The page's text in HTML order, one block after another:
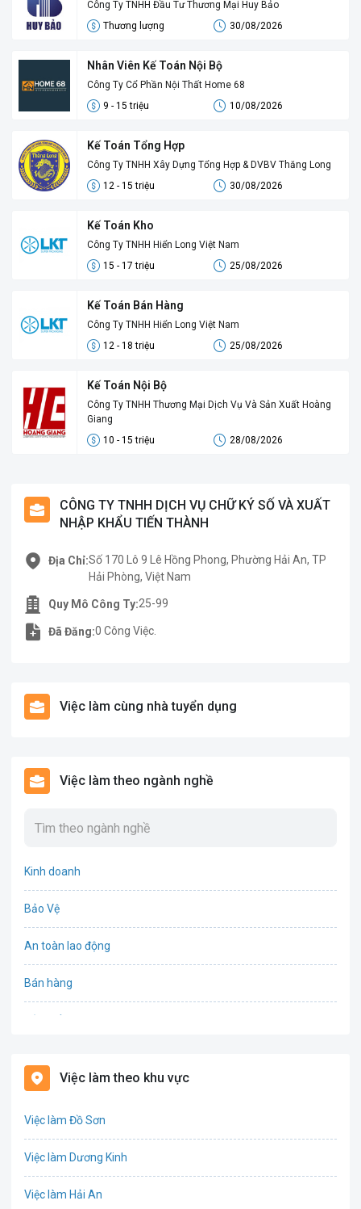
Công Ty TNHH Đầu Tư Thương Mại Huy Bảo
Thương lượng
30/08/2026
Nhân Viên Kế Toán Nội Bộ
Công Ty Cổ Phần Nội Thất Home 68
9 - 15 triệu
10/08/2026
Kế Toán Tổng Hợp
Công Ty TNHH Xây Dựng Tổng Hợp & DVBV Thăng Long
12 - 15 triệu
30/08/2026
Kế Toán Kho
Công Ty TNHH Hiển Long Việt Nam
15 - 17 triệu
25/08/2026
Kế Toán Bán Hàng
Công Ty TNHH Hiển Long Việt Nam
12 - 18 triệu
25/08/2026
Kế Toán Nội Bộ
Công Ty TNHH Thương Mại Dịch Vụ Và Sản Xuất Hoàng
Giang
10 - 15 triệu
28/08/2026
CÔNG TY TNHH DỊCH VỤ CHỮ KÝ SỐ VÀ XUẤT
NHẬP KHẨU TIẾN THÀNH
Địa Chỉ:Số 170 Lô 9 Lê Hồng Phong, Phường Hải An, TP
Hải Phòng, Việt Nam
Quy Mô Công Ty:25-99
Đã Đăng:0 Công Việc.
Việc làm cùng nhà tuyển dụng
Việc làm theo ngành nghề
Kinh doanh
Bảo Vệ
An toàn lao động
Bán hàng
Biên phiên dịch
Việc làm theo khu vực
Việc làm Đồ Sơn
Việc làm Dương Kinh
Việc làm Hải An